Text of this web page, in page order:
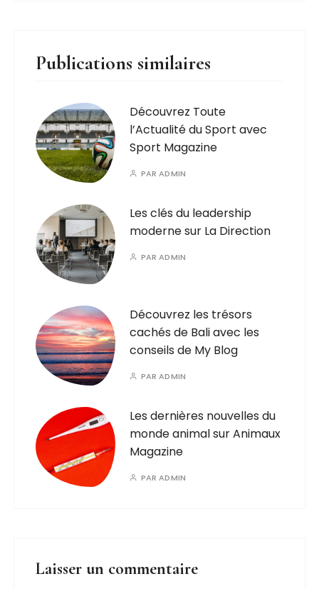
Publications similaires
Découvrez Toute
l’Actualité du Sport avec
Sport Magazine
PARADMIN
Les clés du leadership
moderne sur La Direction
PARADMIN
Découvrez les trésors
cachés de Bali avec les
conseils de My Blog
PARADMIN
Les dernières nouvelles du
monde animal sur Animaux
Magazine
PARADMIN
Laisser un commentaire